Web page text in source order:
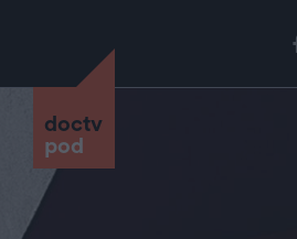
doctv
pod